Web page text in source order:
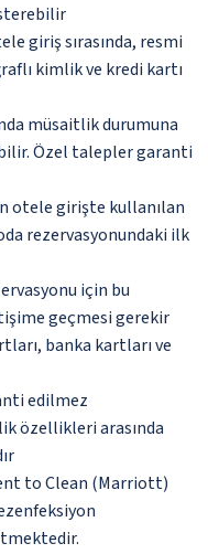
giriş sırasında, resmi
kimlik ve kredi kartı
müsaitlik durumuna
Özel talepler garanti
otele girişte kullanılan
rezervasyonundaki ilk
için bu
geçmesi gerekir
banka kartları ve
edilmez
özellikleri arasında
to Clean (Marriott)